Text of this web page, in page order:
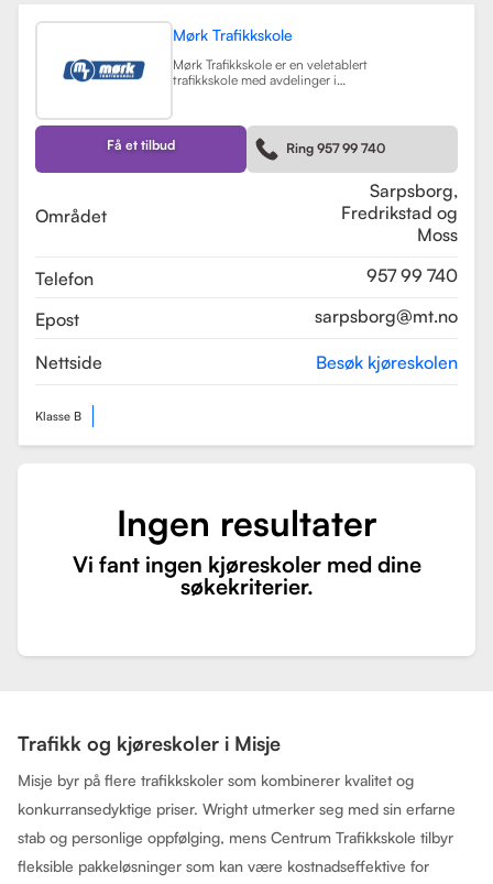
Mørk Trafikkskole
Mørk Trafikkskole er en veletablert
trafikkskole med avdelinger i
på undervisningen, og har fått
positive tilbakemeldinger fra elever,
med vurderinger som 5.0 i
Sarpsborg og 4.4 i Fredrikstad.
Få et tilbud Ring 957 99 740
Området
Sarpsborg,
Fredrikstad og
Moss
Telefon
957 99 740
Epost
sarpsborg@mt.no
Nettside Besøk kjøreskolen
Klasse B
Ingen resultater
Vi fant ingen kjøreskoler med dine
søkekriterier.
Trafikk og kjøreskoler i Misje
Misje byr på flere trafikkskoler som kombinerer kvalitet og
konkurransedyktige priser. Wright utmerker seg med sin erfarne
stab og personlige oppfølging, mens Centrum Trafikkskole tilbyr
fleksible pakkeløsninger som kan være kostnadseffektive for